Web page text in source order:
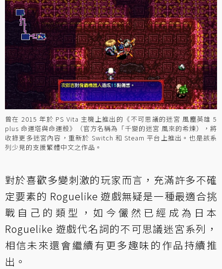
曾在 2015 年於 PS Vita 主機上推出的《不可思議的迷宮 風塵英雄 5
plus 命運塔與命運骰》（官方名稱為「千變的迷宮 風來的希煉），將
收錄更多迷宮內容，重新於 Switch 和 Steam 平台上推出。也是該系
列少見的支援繁體中文之作品。
對於喜歡多變刺激的玩家而言，充滿許多不確
定要素的 Roguelike 遊戲無疑是一種最適合挑
戰自己的類型，如今儼然已經成為日本
Roguelike 遊戲代名詞的不可思議迷宮系列，
相信未來還會繼續有更多趣味的作品持續推
出。